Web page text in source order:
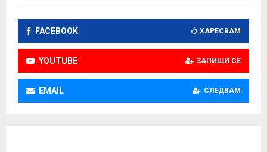
г
а
ц
и
FACEBOOK ХАРЕСВАМ
YOUTUBE ЗАПИШИ СЕ
EMAIL СЛЕДВАМ